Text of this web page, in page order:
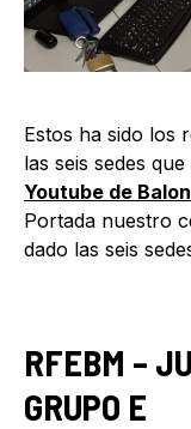
Estos ha sido los
las seis sedes
Youtube de
Portada nuestro
dado las seis
RFEBM –
GRUPO E